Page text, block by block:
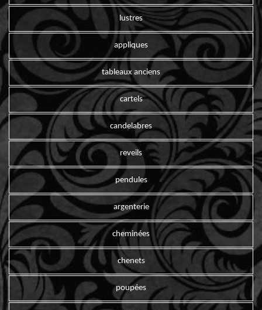
lustres
appliques
tableaux anciens
cartels
candelabres
reveils
pendules
argenterie
cheminées
chenets
poupées